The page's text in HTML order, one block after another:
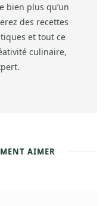
bien plus qu’un
des recettes
et tout ce
culinaire,
AIMER